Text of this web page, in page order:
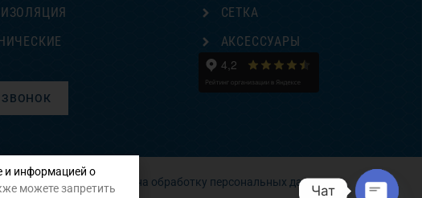
ЗВОНОК
СЕТКА
АКСЕССУАРЫ
Согласие на обработку персональных данных
и информацией о
можете запретить Чат